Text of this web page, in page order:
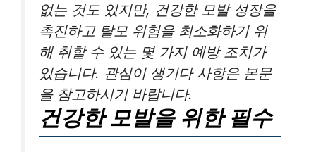
없는 것도 있지만, 건강한 모발 성장을
촉진하고 탈모 위험을 최소화하기 위
해 취할 수 있는 몇 가지 예방 조치가
있습니다. 관심이 생기다 사항은 본문
을 참고하시기 바랍니다.
건강한 모발을 위한 필수